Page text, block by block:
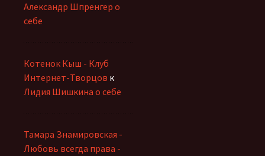
Александр Шпренгер о
себе
Котенок Кыш - Клуб
Интернет-Творцов к
Лидия Шишкина о себе
Тамара Знамировская -
Любовь всегда права -